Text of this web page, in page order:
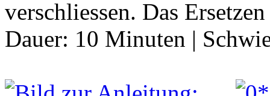
verschliessen. Das
Dauer: 10 Minuten |